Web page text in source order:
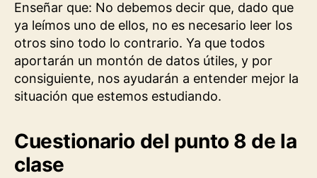
Enseñar que: No debemos decir que, dado que
ya leímos uno de ellos, no es necesario leer los
otros sino todo lo contrario. Ya que todos
aportarán un montón de datos útiles, y por
consiguiente, nos ayudarán a entender mejor la
situación que estemos estudiando.
Cuestionario del punto 8 de la
clase